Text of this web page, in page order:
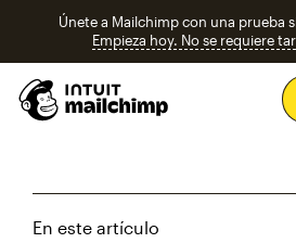
Únete a Mailchimp con una prueba
Empieza hoy. No se requiere
En este artículo